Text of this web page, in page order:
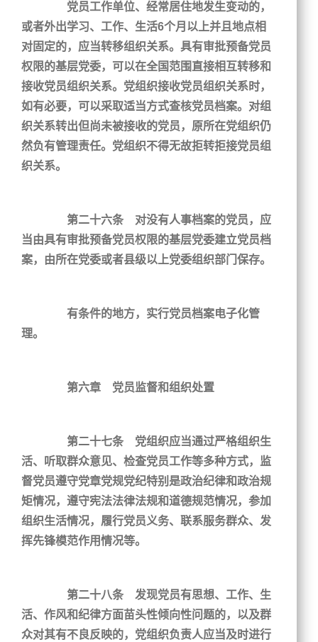
党员工作单位、经常居住地发生变动的，
或者外出学习、工作、生活6个月以上并且地点相
对固定的，应当转移组织关系。具有审批预备党员
权限的基层党委，可以在全国范围直接相互转移和
接收党员组织关系。党组织接收党员组织关系时，
如有必要，可以采取适当方式查核党员档案。对组
织关系转出但尚未被接收的党员，原所在党组织仍
然负有管理责任。党组织不得无故拒转拒接党员组
织关系。
第二十六条 对没有人事档案的党员，应
当由具有审批预备党员权限的基层党委建立党员档
案，由所在党委或者县级以上党委组织部门保存。
有条件的地方，实行党员档案电子化管
理。
第六章 党员监督和组织处置
第二十七条 党组织应当通过严格组织生
活、听取群众意见、检查党员工作等多种方式，监
督党员遵守党章党规党纪特别是政治纪律和政治规
矩情况，遵守宪法法律法规和道德规范情况，参加
组织生活情况，履行党员义务、联系服务群众、发
挥先锋模范作用情况等。
第二十八条 发现党员有思想、工作、生
活、作风和纪律方面苗头性倾向性问题的，以及群
众对其有不良反映的，党组织负责人应当及时进行